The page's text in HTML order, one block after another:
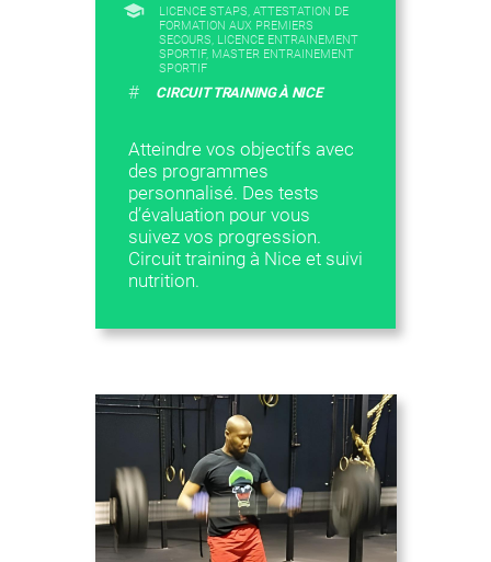
LICENCE STAPS, ATTESTATION DE
FORMATION AUX PREMIERS
SECOURS, LICENCE ENTRAINEMENT
SPORTIF, MASTER ENTRAINEMENT
SPORTIF
# CIRCUIT TRAINING À NICE
Atteindre vos objectifs avec
des programmes
personnalisé. Des tests
d’évaluation pour vous
suivez vos progression.
Circuit training à Nice et suivi
nutrition.